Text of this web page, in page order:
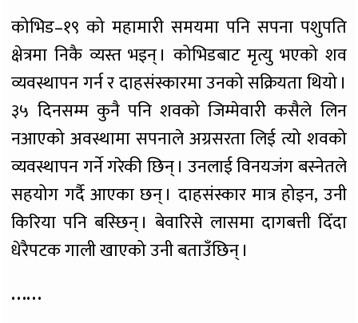
कोभिड–१९ को महामारी समयमा पनि सपना पशुपति
क्षेत्रमा निकै व्यस्त भइन् । कोभिडबाट मृत्यु भएको शव
व्यवस्थापन गर्न र दाहसंस्कारमा उनको सक्रियता थियो ।
३५ दिनसम्म कुनै पनि शवको जिम्मेवारी कसैले लिन
नआएको अवस्थामा सपनाले अग्रसरता लिई त्यो शवको
व्यवस्थापन गर्ने गरेकी छिन् । उनलाई विनयजंग बस्नेतले
सहयोग गर्दै आएका छन् । दाहसंस्कार मात्र होइन, उनी
किरिया पनि बस्छिन् । बेवारिसे लासमा दागबत्ती दिँदा
धेरैपटक गाली खाएको उनी बताउँछिन् ।
……